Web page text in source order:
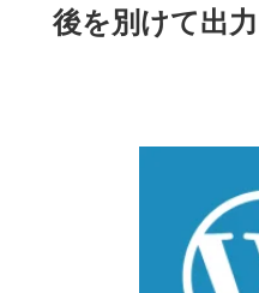
後を別けて出力